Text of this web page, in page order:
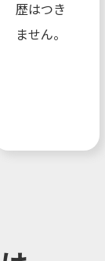
歴はつき
ません。